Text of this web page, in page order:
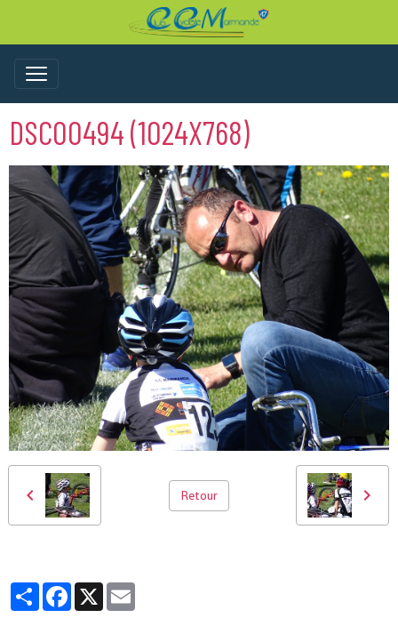
DSC00494 (1024X768)
Retour
PartagerFacebook
X